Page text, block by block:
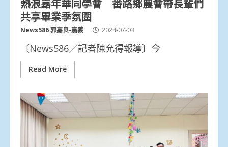
共享畢業季氛圍
News586 郭嘉良-嘉義 2024-07-03
〔News586／記者陳允得報導〕今
Read More